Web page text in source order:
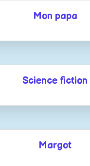
Mon papa
Science fiction
Margot